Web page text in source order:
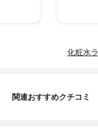
化粧水
関連おすすめクチコミ